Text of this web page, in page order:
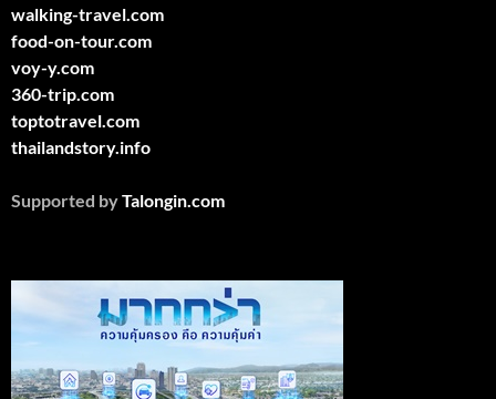
walking-travel.com
food-on-tour.com
voy-y.com
360-trip.com
toptotravel.com
thailandstory.info
Supported byTalongin.com